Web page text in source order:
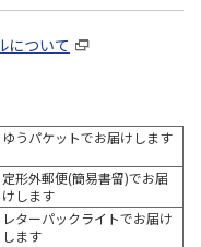
について
ゆうパケットでお届けします
定形外郵便(簡易書留)でお届
けします
レターパックライトでお届け
します